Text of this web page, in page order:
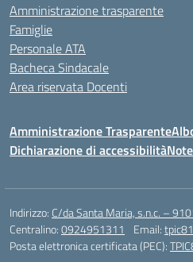
Amministrazione trasparente
Famiglie
Personale ATA
Bacheca Sindacale
Area riservata Docenti
Amministrazione Trasparente
Dichiarazione di accessibilità
Indirizzo: C/da Santa Maria, s.n.c. –
Centralino:0924951311 Email:
Posta elettronica certificata (PEC):